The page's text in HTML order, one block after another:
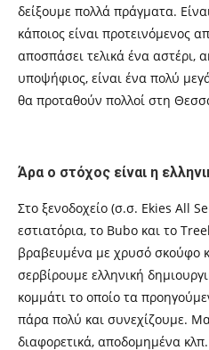
δείξουμε πολλά πράγματα.
κάποιος είναι προτεινόμενος
αποσπάσει τελικά ένα αστέρι,
υποψήφιος, είναι ένα πολύ
θα προταθούν πολλοί στη
Άρα ο στόχος είναι η
Στο ξενοδοχείο (σ.σ. Ekies All
εστιατόρια, το Bubo και το
βραβευμένα με χρυσό σκούφο
σερβίρουμε ελληνική
κομμάτι το οποίο τα
πάρα πολύ και συνεχίζουμε.
διαφορετικά, αποδομημένα